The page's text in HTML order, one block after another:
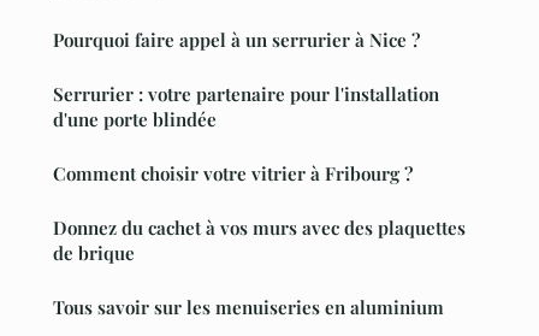
Pourquoi faire appel à un serrurier à Nice ?
Serrurier : votre partenaire pour l'installation
d'une porte blindée
Comment choisir votre vitrier à Fribourg ?
Donnez du cachet à vos murs avec des plaquettes
de brique
Tous savoir sur les menuiseries en aluminium